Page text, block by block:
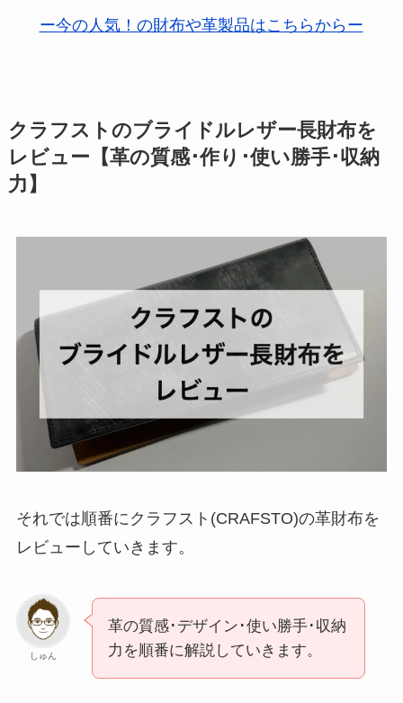
ー今の人気！の財布や革製品はこちらからー
クラフストのブライドルレザー長財布を
レビュー【革の質感･作り･使い勝手･収納
力】
それでは順番にクラフスト(CRAFSTO)の革財布を
レビューしていきます。
しゅん
革の質感･デザイン･使い勝手･収納
力を順番に解説していきます。